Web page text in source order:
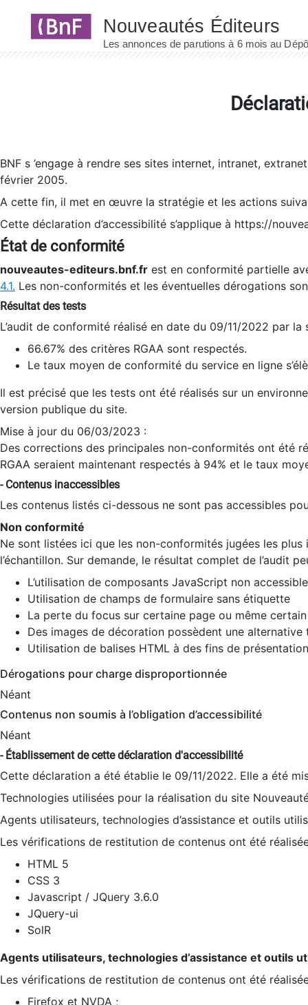
BNF s ’engage à rendre ses sites internet, intranet,
février 2005.
A cette fin, il met en œuvre la stratégie et les actions
Cette déclaration d’accessibilité s’applique à https://
État de conformité
nouveautes-editeurs.bnf.fr est en conformité partielle
4.1. Les non-conformités et les éventuelles dérogations
Résultat des tests
L’audit de conformité réalisé en date du 09/11/2022 par
66.67% des critères RGAA sont respectés.
Le taux moyen de conformité du service en ligne
Il est précisé que les tests ont été réalisés sur un
version publique du site.
Mise à jour du 06/03/2023 :
Des corrections des principales non-conformités ont été
RGAA seraient maintenant respectés à 94% et le taux
- Contenus inaccessibles
Les contenus listés ci-dessous ne sont pas accessibles
Non conformité
Ne sont listées ici que les non-conformités jugées les
l’échantillon. Sur demande, le résultat complet de l’audit
L’utilisation de composants JavaScript non
Utilisation de champs de formulaire sans étiquette
La perte du focus sur certaine page ou même
Des images de décoration possèdent une alternative
Utilisation de balises HTML à des fins de
Dérogations pour charge disproportionnée
Néant
Contenus non soumis à l’obligation d’accessibilité
Néant
- Établissement de cette déclaration d'accessibilité
Cette déclaration a été établie le 09/11/2022. Elle a été
Technologies utilisées pour la réalisation du site
Agents utilisateurs, technologies d’assistance et outils
Les vérifications de restitution de contenus ont été
HTML 5
CSS 3
Javascript / JQuery 3.6.0
JQuery-ui
SolR
Agents utilisateurs, technologies d’assistance et outils
Les vérifications de restitution de contenus ont été
Firefox et NVDA ;